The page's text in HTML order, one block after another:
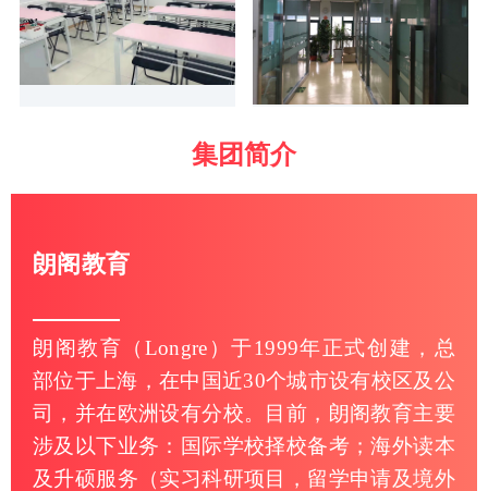
集团简介
朗阁教育
朗阁教育（Longre）于1999年正式创建，总
部位于上海，在中国近30个城市设有校区及公
司，并在欧洲设有分校。目前，朗阁教育主要
涉及以下业务：国际学校择校备考；海外读本
及升硕服务（实习科研项目，留学申请及境外